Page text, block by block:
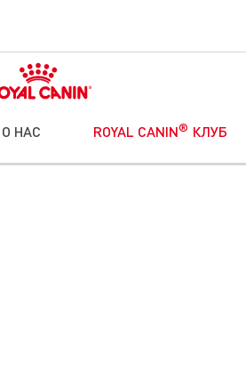
О НАС ROYAL CANIN® КЛУБ